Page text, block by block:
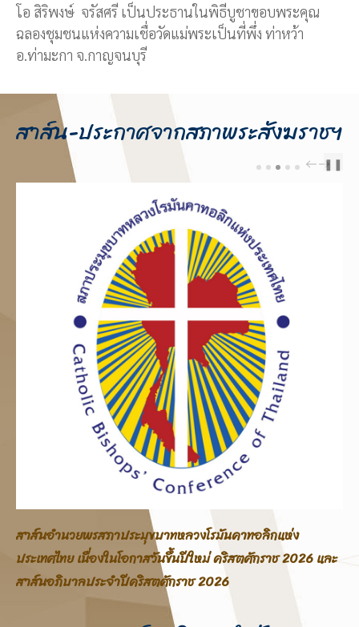
โอ สิริพงษ์ จรัสศรี เป็นประธานในพิธีบูชาขอบพระคุณ
ฉลองชุมชนแห่งความเชื่อวัดแม่พระเป็นที่พึ่ง ท่าหว้า
อ.ท่ามะกา จ.กาญจนบุรี
สาส์น-ประกาศจากสภาพระสังฆราชฯ
PREVNEXT
❚❚
สาส์นอภิบาลสภาประมุขบาทหลวงโรมันคาทอลิกแห่ง
ประเทศไทย โอกาสสมโภชพระคริสตสมภพ คริสตศักราช 2025